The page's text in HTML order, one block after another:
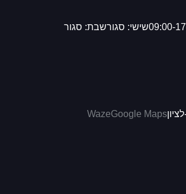
שישי: סגורשבת: סגור
WazeGoogle Maps